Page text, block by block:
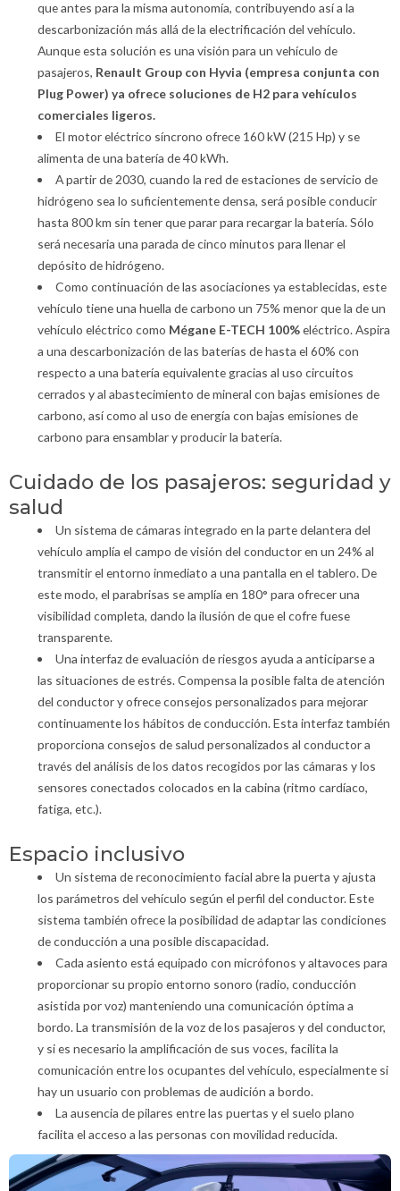
que antes para la misma autonomía, contribuyendo así a la
descarbonización más allá de la electrificación del vehículo.
Aunque esta solución es una visión para un vehículo de
pasajeros, Renault Group con Hyvia (empresa conjunta con
Plug Power) ya ofrece soluciones de H2 para vehículos
comerciales ligeros.
El motor eléctrico síncrono ofrece 160 kW (215 Hp) y se
alimenta de una batería de 40 kWh.
A partir de 2030, cuando la red de estaciones de servicio de
hidrógeno sea lo suficientemente densa, será posible conducir
hasta 800 km sin tener que parar para recargar la batería. Sólo
será necesaria una parada de cinco minutos para llenar el
depósito de hidrógeno.
Como continuación de las asociaciones ya establecidas, este
vehículo tiene una huella de carbono un 75% menor que la de un
vehículo eléctrico como Mégane E-TECH 100%eléctrico. Aspira
a una descarbonización de las baterías de hasta el 60% con
respecto a una batería equivalente gracias al uso circuitos
cerrados y al abastecimiento de mineral con bajas emisiones de
carbono, así como al uso de energía con bajas emisiones de
carbono para ensamblar y producir la batería.
Cuidado de los pasajeros: seguridad y
salud
Un sistema de cámaras integrado en la parte delantera del
vehículo amplía el campo de visión del conductor en un 24% al
transmitir el entorno inmediato a una pantalla en el tablero. De
este modo, el parabrisas se amplía en 180° para ofrecer una
visibilidad completa, dando la ilusión de que el cofre fuese
transparente.
Una interfaz de evaluación de riesgos ayuda a anticiparse a
las situaciones de estrés. Compensa la posible falta de atención
del conductor y ofrece consejos personalizados para mejorar
continuamente los hábitos de conducción. Esta interfaz también
proporciona consejos de salud personalizados al conductor a
través del análisis de los datos recogidos por las cámaras y los
sensores conectados colocados en la cabina (ritmo cardíaco,
fatiga, etc.).
Espacio inclusivo
Un sistema de reconocimiento facial abre la puerta y ajusta
los parámetros del vehículo según el perfil del conductor. Este
sistema también ofrece la posibilidad de adaptar las condiciones
de conducción a una posible discapacidad.
Cada asiento está equipado con micrófonos y altavoces para
proporcionar su propio entorno sonoro (radio, conducción
asistida por voz) manteniendo una comunicación óptima a
bordo. La transmisión de la voz de los pasajeros y del conductor,
y si es necesario la amplificación de sus voces, facilita la
comunicación entre los ocupantes del vehículo, especialmente si
hay un usuario con problemas de audición a bordo.
La ausencia de pilares entre las puertas y el suelo plano
facilita el acceso a las personas con movilidad reducida.